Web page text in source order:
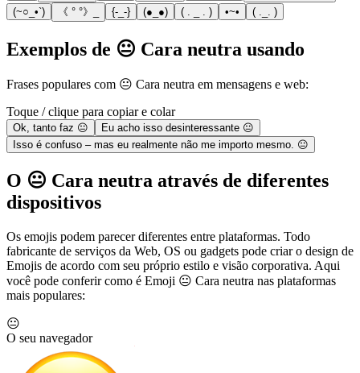
(~○_•`)
《 ° °》_ {-_-} (●_●) ( . _ . ) •~• ( ._. )
Exemplos de 😐 Cara neutra usando
Frases populares com 😐 Cara neutra em mensagens e web:
Toque / clique para copiar e colar
Ok, tanto faz 😐
Eu acho isso desinteressante 😐
Isso é confuso – mas eu realmente não me importo mesmo. 😐
O 😐 Cara neutra através de diferentes
dispositivos
Os emojis podem parecer diferentes entre plataformas. Todo
fabricante de serviços da Web, OS ou gadgets pode criar o design de
Emojis de acordo com seu próprio estilo e visão corporativa. Aqui
você pode conferir como é Emoji 😐 Cara neutra nas plataformas
mais populares:
😐
O seu navegador